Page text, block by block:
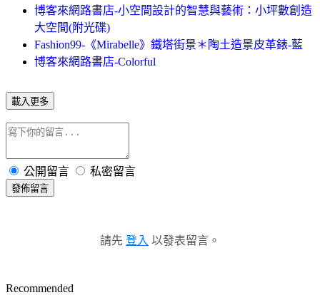
博客來網路書店-小空間設計的智慧與藝術：小坪數創造
大空間(附光碟)
Fashion99-《Mirabelle》鐵塔街景＊陶土造景皮革錶-藍
博客來網路書店-Colorful
載入更多
公開留言 私密留言
發佈留言
請先 登入 以發表留言。
Recommended